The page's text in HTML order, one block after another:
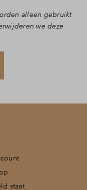
alleen gebruikt
we deze
staat